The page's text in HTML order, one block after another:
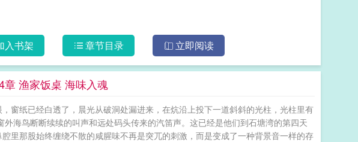
入书架 章节目录 立即阅读
章 渔家饭桌 海味入魂
窗纸已经白透了，晨光从破洞处漏进来，在炕沿上投下一道斜斜的光柱，光柱里有
海鸟断断续续的叫声和远处码头传来的汽笛声。这已经是他们到石塘湾的第四天
那股始终缠绕不散的咸腥味不再是突兀的刺激，而是变成了一种背景音一样的存